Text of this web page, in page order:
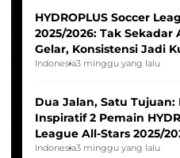
HYDROPLUS Soccer
2025/2026: Tak
Gelar, Konsistensi Jadi
Indonesia3 minggu yang lalu
Dua Jalan, Satu Tujuan:
Inspiratif 2 Pemain
League All-Stars 2025/
Seleksi Timnas
Indonesia3 minggu yang lalu